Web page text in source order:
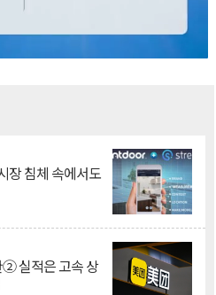
장 침체 속에서도
② 실적은 고속 상